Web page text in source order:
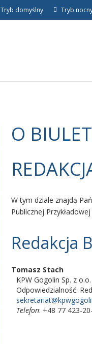
Tryb domyślny Tryb
O
W tym dziale znajdą
Publicznej
Redakcja
Tomasz Stach
KPW Gogolin Sp. z o.o.
Odpowiedzialność:
Telefon: +48 77 423-